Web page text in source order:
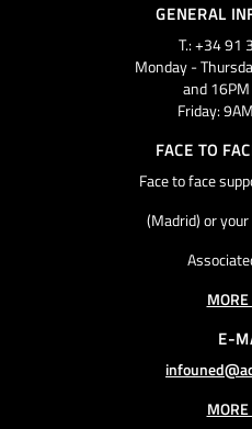
GENERAL
T.: +34 91
Monday -
and
Friday:
FACE TO
Face to face
(Madrid) or
E-